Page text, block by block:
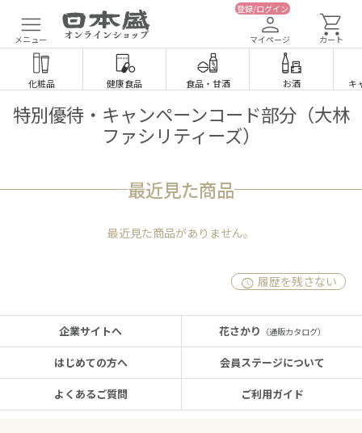
メニュー
登録/ログイン
マイページ カート
化粧品 健康食品 食品・ 甘酒 お酒 キ
特別優待・キャンペーンコード部分（大林
ファシリティーズ）
最近見た商品
最近見た商品がありません。
履歴を残さない
企業サイトへ
はじめての方へ
よくあるご質問
花さかり （通販カタログ）
会員ステージについて
ご利用ガイド